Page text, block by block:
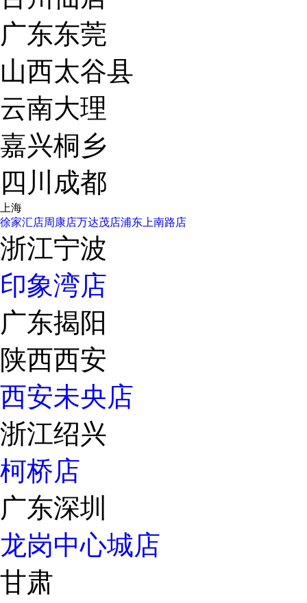
广东东莞
山西太谷县
云南大理
嘉兴桐乡
四川成都
上海
徐家汇店周康店万达茂店浦东上南路店
浙江宁波
印象湾店
广东揭阳
陕西西安
西安未央店
浙江绍兴
柯桥店
广东深圳
龙岗中心城店
甘肃